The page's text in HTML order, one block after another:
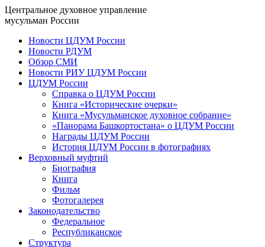
Центральное духовное управление
мусульман России
Новости ЦДУМ России
Новости РДУМ
Обзор СМИ
Новости РИУ ЦДУМ России
ЦДУМ России
Справка о ЦДУМ России
Книга «Исторические очерки»
Книга «Мусульманское духовное собрание»
«Панорама Башкортостана» о ЦДУМ России
Награды ЦДУМ России
История ЦДУМ России в фотографиях
Верховный муфтий
Биография
Книга
Фильм
Фотогалерея
Законодательство
Федеральное
Республиканское
Структура